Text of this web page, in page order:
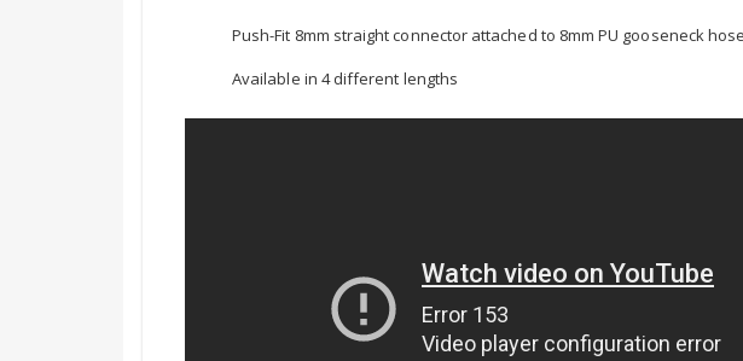
Push-Fit 8mm straight connector attached to 8mm PU gooseneck hose
Available in 4 different lengths